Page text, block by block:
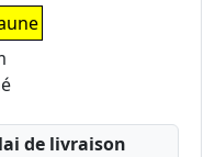
de livraison